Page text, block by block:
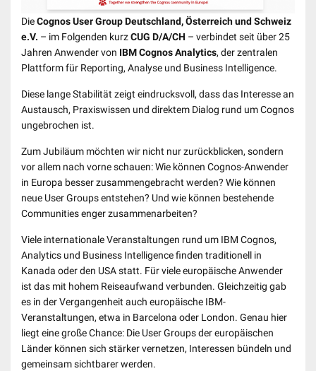
DieCognos User Group Deutschland, Österreich und Schweiz
e.V. – im Folgenden kurzCUG D/A/CH – verbindet seit über 25
Jahren Anwender von IBM Cognos Analytics, der zentralen
Plattform für Reporting, Analyse und Business Intelligence.
Diese lange Stabilität zeigt eindrucksvoll, dass das Interesse an
Austausch, Praxiswissen und direktem Dialog rund um Cognos
ungebrochen ist.
Zum Jubiläum möchten wir nicht nur zurückblicken, sondern
vor allem nach vorne schauen: Wie können Cognos-Anwender
in Europa besser zusammengebracht werden? Wie können
neue User Groups entstehen? Und wie können bestehende
Communities enger zusammenarbeiten?
Viele internationale Veranstaltungen rund um IBM Cognos,
Analytics und Business Intelligence finden traditionell in
Kanada oder den USA statt. Für viele europäische Anwender
ist das mit hohem Reiseaufwand verbunden. Gleichzeitig gab
es in der Vergangenheit auch europäische IBM-
Veranstaltungen, etwa in Barcelona oder London. Genau hier
liegt eine große Chance: Die User Groups der europäischen
Länder können sich stärker vernetzen, Interessen bündeln und
gemeinsam sichtbarer werden.